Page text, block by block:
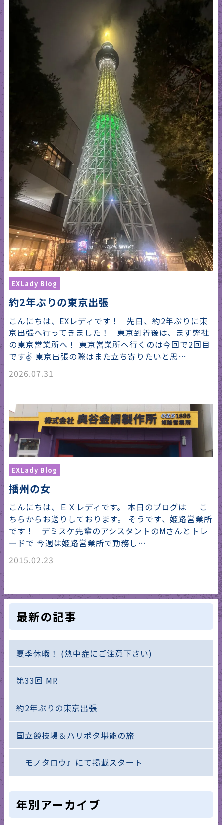
EXLady Blog
約2年ぶりの東京出張
こんにちは、EXレディです！ 先日、約2年ぶりに東
京出張へ行ってきました！ 東京到着後は、まず弊社
の東京営業所へ！ 東京営業所へ行くのは今回で2回目
です✌️ 東京出張の際はまた立ち寄りたいと思…
2026.07.31
EXLady Blog
播州の女
こんにちは、ＥＸレディです。 本日のブログは こ
ちらからお送りしております。 そうです、姫路営業所
です！ デミスケ先輩のアシスタントのMさんとトレ
ードで 今週は姫路営業所で勤務し…
2015.02.23
最新の記事
夏季休暇！ (熱中症にご注意下さい)
第33回 MR
約2年ぶりの東京出張
国立競技場＆ハリポタ堪能の旅
『モノタロウ』にて掲載スタート
年別アーカイブ